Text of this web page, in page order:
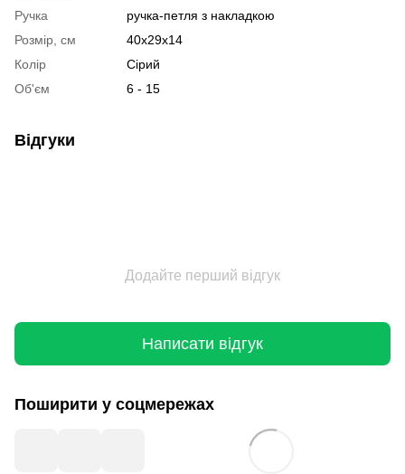
Ручка
ручка-петля з накладкою
Розмір, см
40x29x14
Колір
Сірий
Об'єм
6 - 15
Відгуки
Додайте перший відгук
Написати відгук
Поширити у соцмережах